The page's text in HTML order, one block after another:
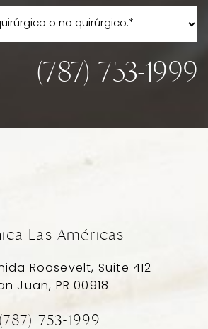
(787) 753-1999
Las Américas
Roosevelt, Suite 412
Juan, PR 00918
(787) 753-1999
Text Align